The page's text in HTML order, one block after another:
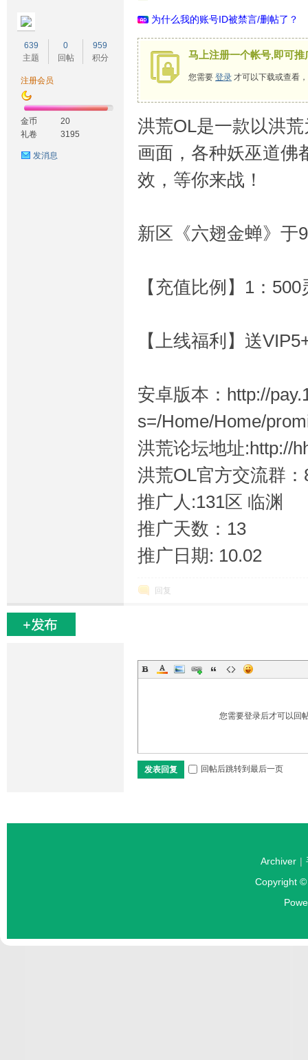
639
主题
0
回帖
959
积分
注册会员
金币
20
礼卷
3195
发消息
为什么我的账号ID被禁言/删帖了？
马上注册一个帐号,即可推
您需要 登录 才可以下载或查看
洪荒OL是一款以洪
画面，各种妖巫道佛
效，等你来战！
新区《六翅金蝉》于
【充值比例】1：500
【上线福利】送
安卓版本：http://
s=/Home/Home/
洪荒论坛地址:http://
洪荒OL官方交流群：
推广人:131区 临渊
推广天数：13
推广日期: 10.02
回复
您需要登录后才可以回
发表回复 回帖后跳转到最后一页
Archiver |
Copyright